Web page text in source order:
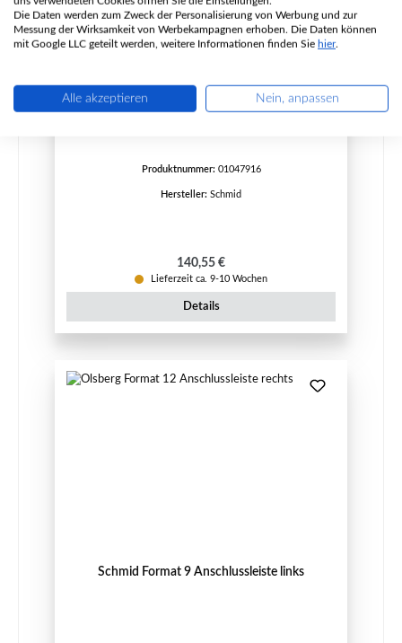
Schmid Format 12 Seitenplatte rechts unten
Produktnummer: 01047916
Hersteller: Schmid
Regulärer Preis:
140,55 €
Lieferzeit ca. 9-10 Wochen
Details
Schmid Format 9 Anschlussleiste links
Die Daten werden zum Zweck der Personalisierung von Werbung und zur
Messung der Wirksamkeit von Werbekampagnen erhoben. Die Daten können
mit Google LLC geteilt werden, weitere Informationen finden Sie hier.
Alle akzeptieren Nein, anpassen